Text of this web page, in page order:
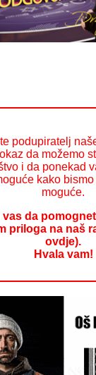
podupiratelj
da možemo
i da ponekad
kako
moguće.
vas da
priloga na naš
ovdje).
Hvala vam!